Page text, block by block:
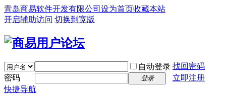
青岛商易软件开发有限公司 设为首页收藏本站
开启辅助访问 切换到宽版
自动登录 找回密码
密码
登录
立即注册
快捷导航